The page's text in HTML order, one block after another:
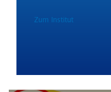
Zum Institut